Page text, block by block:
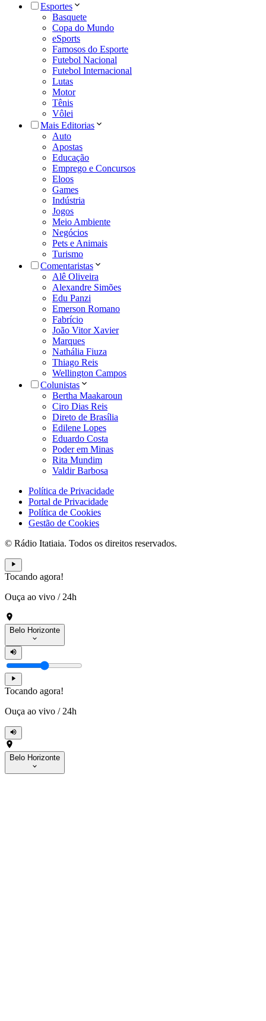
Esportes
Basquete
Copa do Mundo
eSports
Famosos do Esporte
Futebol Nacional
Futebol Internacional
Lutas
Motor
Tênis
Vôlei
Mais Editorias
Auto
Apostas
Educação
Emprego e Concursos
Eloos
Games
Indústria
Jogos
Meio Ambiente
Negócios
Pets e Animais
Turismo
Comentaristas
Alê Oliveira
Alexandre Simões
Edu Panzi
Emerson Romano
Fabrício
João Vitor Xavier
Marques
Nathália Fiuza
Thiago Reis
Wellington Campos
Colunistas
Bertha Maakaroun
Ciro Dias Reis
Direto de Brasília
Edilene Lopes
Eduardo Costa
Poder em Minas
Rita Mundim
Valdir Barbosa
Política de Privacidade
Portal de Privacidade
Política de Cookies
Gestão de Cookies
© Rádio Itatiaia. Todos os direitos reservados.
Tocando agora!
Ouça ao vivo / 24h
Belo Horizonte
Tocando agora!
Ouça ao vivo / 24h
Belo Horizonte